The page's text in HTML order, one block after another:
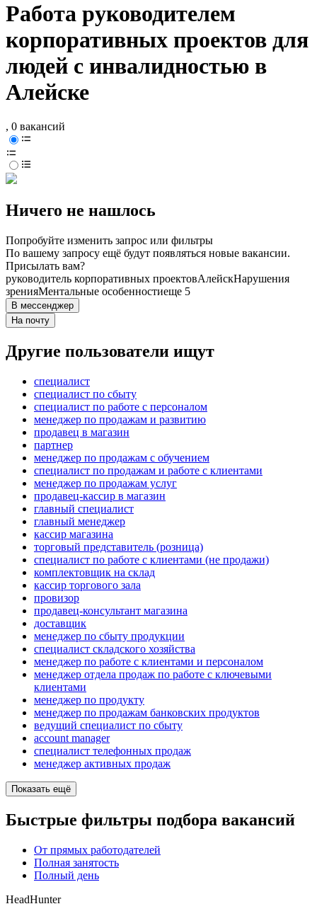
Работа руководителем
корпоративных проектов для
людей с инвалидностью в
Алейске
, 0 вакансий
Ничего не нашлось
Попробуйте изменить запрос или фильтры
По вашему запросу ещё будут появляться новые вакансии.
Присылать вам?
руководитель корпоративных проектовАлейскНарушения
зренияМентальные особенностиеще 5
В мессенджер
На почту
Другие пользователи ищут
специалист
специалист по сбыту
специалист по работе с персоналом
менеджер по продажам и развитию
продавец в магазин
партнер
менеджер по продажам с обучением
специалист по продажам и работе с клиентами
менеджер по продажам услуг
продавец-кассир в магазин
главный специалист
главный менеджер
кассир магазина
торговый представитель (розница)
специалист по работе с клиентами (не продажи)
комплектовщик на склад
кассир торгового зала
провизор
продавец-консультант магазина
доставщик
менеджер по сбыту продукции
специалист складского хозяйства
менеджер по работе с клиентами и персоналом
менеджер отдела продаж по работе с ключевыми
клиентами
менеджер по продукту
менеджер по продажам банковских продуктов
ведущий специалист по сбыту
account manager
специалист телефонных продаж
менеджер активных продаж
Показать ещё
Быстрые фильтры подбора вакансий
От прямых работодателей
Полная занятость
Полный день
HeadHunter